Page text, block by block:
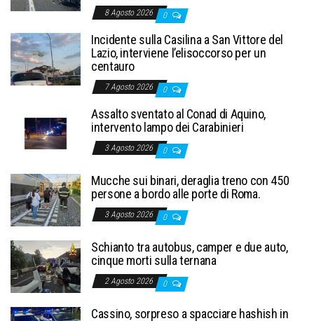
8 Agosto 2026 0
Incidente sulla Casilina a San Vittore del
Lazio, interviene l’elisoccorso per un
centauro
7 Agosto 2026 0
Assalto sventato al Conad di Aquino,
intervento lampo dei Carabinieri
3 Agosto 2026 0
Mucche sui binari, deraglia treno con 450
persone a bordo alle porte di Roma.
3 Agosto 2026 0
Schianto tra autobus, camper e due auto,
cinque morti sulla ternana
2 Agosto 2026 0
Cassino, sorpreso a spacciare hashish in